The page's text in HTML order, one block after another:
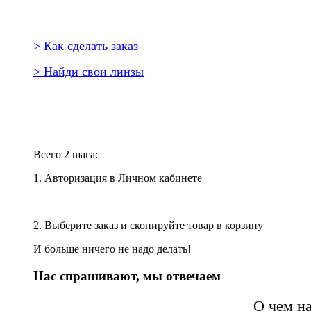
> Как сделать заказ
> Найди свои линзы
Всего 2 шага:
1. Авторизация в Личном кабинете
2. Выберите заказ и скопируйте товар в корзину
И больше ничего не надо делать!
Нас спрашивают, мы отвечаем
О чем